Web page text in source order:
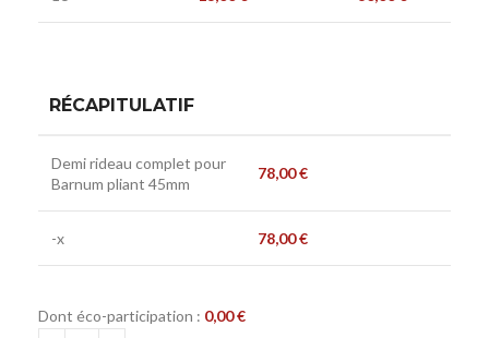
RÉCAPITULATIF
Demi rideau complet pour
Barnum pliant 45mm
78,00€
-x 78,00€
Dont éco-participation : 0,00€